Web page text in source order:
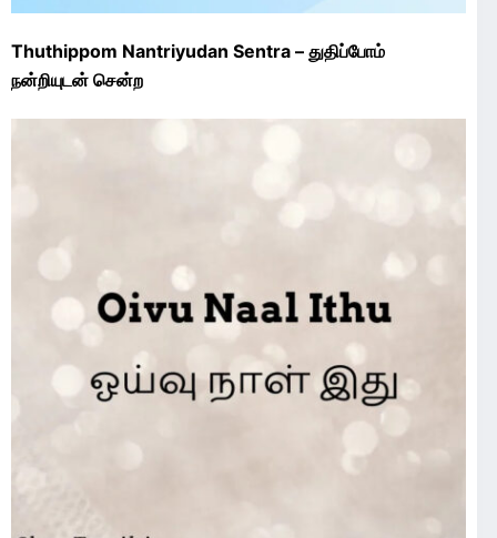
Thuthippom Nantriyudan Sentra – துதிப்போம்
நன்றியுடன் சென்ற